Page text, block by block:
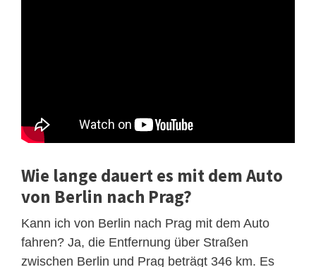
Wie lange dauert es mit dem Auto
von Berlin nach Prag?
Kann ich von Berlin nach Prag mit dem Auto
fahren? Ja, die Entfernung über Straßen
zwischen Berlin und Prag beträgt 346 km. Es